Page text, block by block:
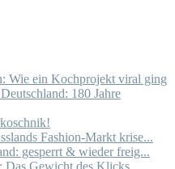
Wie ein Kochprojekt viral ging
180 Jahre
Fashion-Markt krise...
gesperrt & wieder freig...
Das Gewicht des Klicks